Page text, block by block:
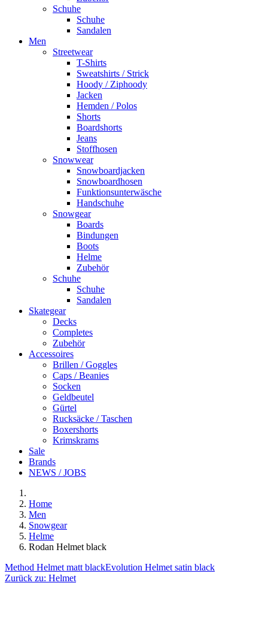
Schuhe
Schuhe
Sandalen
Men
Streetwear
T-Shirts
Sweatshirts / Strick
Hoody / Ziphoody
Jacken
Hemden / Polos
Shorts
Boardshorts
Jeans
Stoffhosen
Snowwear
Snowboardjacken
Snowboardhosen
Funktionsunterwäsche
Handschuhe
Snowgear
Boards
Bindungen
Boots
Helme
Zubehör
Schuhe
Schuhe
Sandalen
Skategear
Decks
Completes
Zubehör
Accessoires
Brillen / Goggles
Caps / Beanies
Socken
Geldbeutel
Gürtel
Rucksäcke / Taschen
Boxershorts
Krimskrams
Sale
Brands
NEWS / JOBS
Home
Men
Snowgear
Helme
Rodan Helmet black
Method Helmet matt blackEvolution Helmet satin black
Zurück zu: Helmet